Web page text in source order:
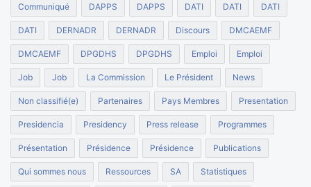
Communiqué DAPPS DAPPS DATI DATI DATI
DATI DERNADR DERNADR Discours DMCAEMF
DMCAEMF DPGDHS DPGDHS Emploi Emploi
Job Job La Commission Le Président News
Non classifié(e) Partenaires Pays Membres Presentation
Presidencia Presidency Press release Programmes
Présentation Présidence Présidence Publications
Qui sommes nous Ressources SA Statistiques